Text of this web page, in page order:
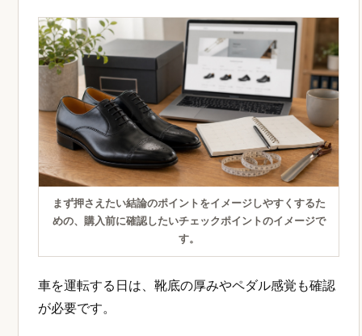
まず押さえたい結論のポイントをイメージしやすくするた
めの、購入前に確認したいチェックポイントのイメージで
す。
車を運転する日は、靴底の厚みやペダル感覚も確認
が必要です。